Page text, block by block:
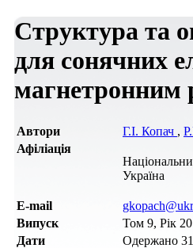
Структура та
для сонячних
магнетронним
Автори Г.І. Копач ,
Афіліація
Україна
Е-mail
Випуск
Том 9, Рік
Дати
Одержано